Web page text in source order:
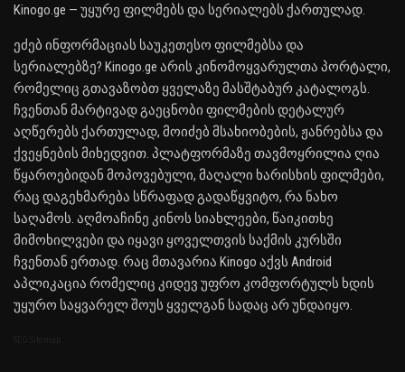
Kinogo.ge — უყურე ფილმებს და სერიალებს ქართულად.
ეძებ ინფორმაციას საუკეთესო ფილმებსა და
სერიალებზე? Kinogo.ge არის კინომოყვარულთა პორტალი,
რომელიც გთავაზობთ ყველაზე მასშტაბურ კატალოგს.
ჩვენთან მარტივად გაეცნობი ფილმების დეტალურ
აღწერებს ქართულად, მოიძებ მსახიობების, ჟანრებსა და
ქვეყნების მიხედვით. პლატფორმაზე თავმოყრილია ღია
წყაროებიდან მოპოვებული, მაღალი ხარისხის ფილმები,
რაც დაგეხმარება სწრაფად გადაწყვიტო, რა ნახო
საღამოს. აღმოაჩინე კინოს სიახლეები, წაიკითხე
მიმოხილვები და იყავი ყოველთვის საქმის კურსში
ჩვენთან ერთად. რაც მთავარია Kinogo აქვს Android
აპლიკაცია რომელიც კიდევ უფრო კომფორტულს ხდის
უყურო საყვარელ შოუს ყველგან სადაც არ უნდაიყო.